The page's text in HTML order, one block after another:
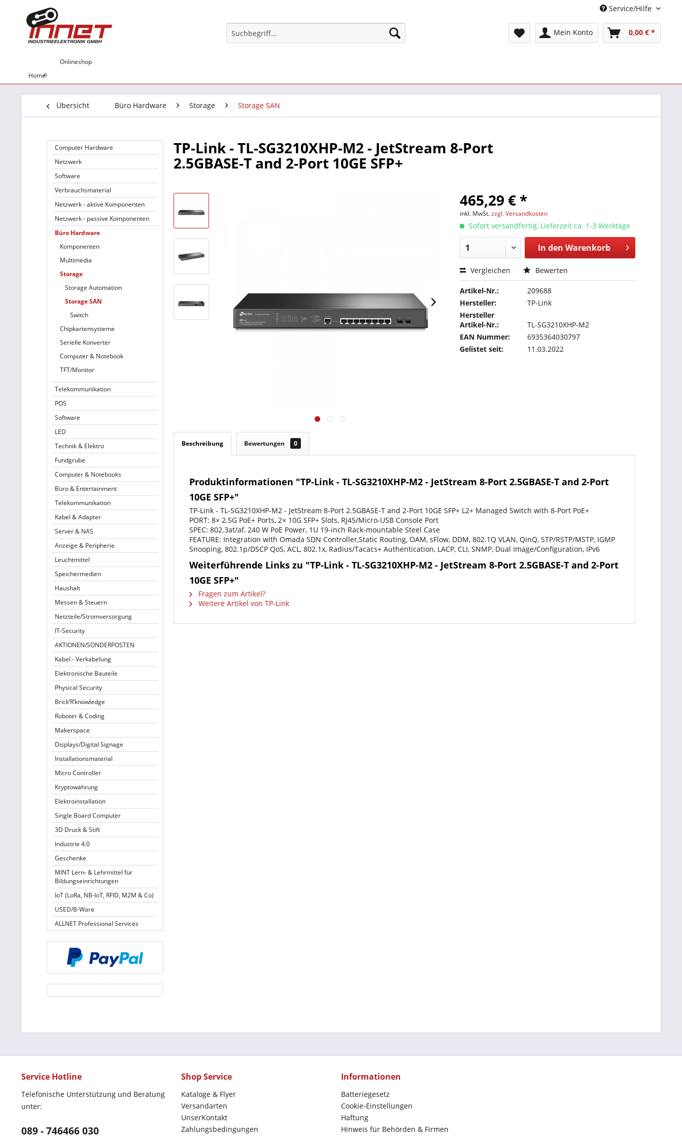
Service/Hilfe
Mein Konto 0,00 € *
Home
Onlineshop
Übersicht Büro Hardware Storage Storage SAN
Computer Hardware
Netzwerk
Software
Verbrauchsmaterial
Netzwerk - aktive Komponenten
Netzwerk - passive Komponenten
Büro Hardware
Komponenten
Multimedia
Storage
Storage Automation
Storage SAN
Switch
Chipkartensysteme
Serielle Konverter
Computer & Notebook
TFT/Monitor
Telekommunikation
POS
Software
LED
Technik & Elektro
Fundgrube
Computer & Notebooks
Büro & Entertainment
Telekommunikation
Kabel & Adapter
Server & NAS
Anzeige & Peripherie
Leuchtmittel
Speichermedien
Haushalt
Messen & Steuern
Netzteile/Stromversorgung
IT-Security
AKTIONEN/SONDERPOSTEN
Kabel - Verkabelung
Elektronische Bauteile
Physical Security
Brick’R’knowledge
Roboter & Coding
Makerspace
Displays/Digital Signage
Installationsmaterial
Micro Controller
Kryptowährung
Elektroinstallation
Single Board Computer
3D Druck & Stift
Industrie 4.0
Geschenke
MINT Lern- & Lehrmittel für
Bildungseinrichtungen
IoT (LoRa, NB-IoT, RFID, M2M & Co)
USED/B-Ware
ALLNET Professional Services
TP-Link - TL-SG3210XHP-M2 - JetStream 8-Port
2.5GBASE-T and 2-Port 10GE SFP+
465,29 € *
inkl. MwSt.zzgl. Versandkosten
Sofort versandfertig, Lieferzeit ca. 1-3 Werktage
In den Warenkorb
Vergleichen Bewerten
Artikel-Nr.:
209688
Hersteller:
TP-Link
Hersteller
Artikel-Nr.:
TL-SG3210XHP-M2
EAN Nummer:
6935364030797
Gelistet seit:
11.03.2022
Beschreibung Bewertungen 0
Produktinformationen "TP-Link - TL-SG3210XHP-M2 - JetStream 8-Port 2.5GBASE-T and 2-Port
10GE SFP+"
TP-Link - TL-SG3210XHP-M2 - JetStream 8-Port 2.5GBASE-T and 2-Port 10GE SFP+ L2+ Managed Switch with 8-Port PoE+
PORT: 8× 2.5G PoE+ Ports, 2× 10G SFP+ Slots, RJ45/Micro-USB Console Port
SPEC: 802.3at/af, 240 W PoE Power, 1U 19-inch Rack-mountable Steel Case
FEATURE: Integration with Omada SDN Controller,Static Routing, OAM, sFlow, DDM, 802.1Q VLAN, QinQ, STP/RSTP/MSTP, IGMP
Snooping, 802.1p/DSCP QoS, ACL, 802.1x, Radius/Tacacs+ Authentication, LACP, CLI, SNMP, Dual Image/Configuration, IPv6
Weiterführende Links zu "TP-Link - TL-SG3210XHP-M2 - JetStream 8-Port 2.5GBASE-T and 2-Port
10GE SFP+"
Fragen zum Artikel?
Weitere Artikel von TP-Link
Service Hotline
Telefonische Unterstützung und Beratung
unter:
089 - 746466 030
Shop Service
Kataloge & Flyer
Versandarten
UnserKontakt
Zahlungsbedingungen
Informationen
Batteriegesetz
Cookie-Einstellungen
Haftung
Hinweis für Behörden & Firmen